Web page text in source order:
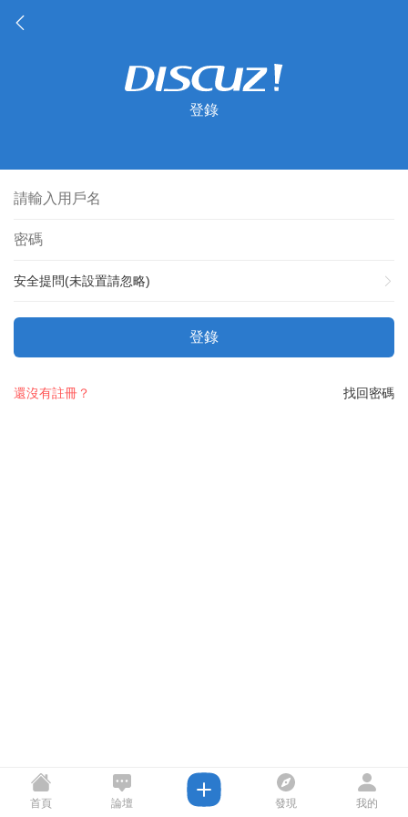
登錄
安全提問(未設置請忽略)
登錄
找回密碼
還沒有註冊？
首頁 論壇 發現 我的